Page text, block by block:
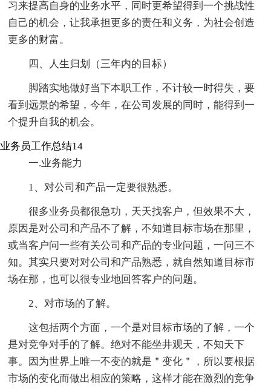
习来提高自身的业务水平，同时更希望得到一个挑战性
自己的机会，让我承担更多的责任和义务，为社会创造
更多的财富。
四、人生归划（三年内的目标）
脚踏实地做好当下本职工作，不计较一时得失，要
看到远景的希望，今年，在公司发展的同时，能得到一
个提升自我的机会。
业务员工作总结14
一.业务能力
1、对公司和产品一定要很熟悉。
很多业务员都很急功，天天找客户，但效果不大，
原因是对公司和产品不了解，不知道目标市场在那里，
或当客户问一些有关公司和产品的专业问题，一问三不
知。其实只要对对公司和产品熟悉，就自然知道目标市
场在那，也可以很专业地回答客户的问题。
2、对市场的了解。
这包括两个方面，一个是对目标市场的了解，一个
是对竞争对手的了解。绝对不能坐井观天，不知天下
事。因为世界上唯一不变的就是＂变化＂，所以要根据
市场的变化而做出相应的策略，这样才能在激烈的竞争